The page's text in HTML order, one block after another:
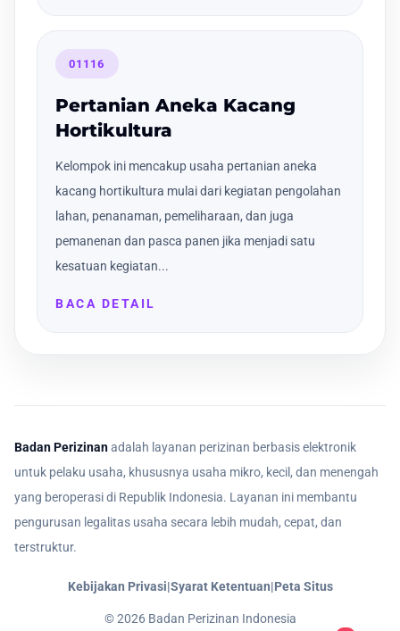
01116
Pertanian Aneka Kacang
Hortikultura
Kelompok ini mencakup usaha pertanian aneka
kacang hortikultura mulai dari kegiatan pengolahan
lahan, penanaman, pemeliharaan, dan juga
pemanenan dan pasca panen jika menjadi satu
kesatuan kegiatan...
BACA DETAIL
Badan Perizinanadalah layanan perizinan berbasis elektronik
untuk pelaku usaha, khususnya usaha mikro, kecil, dan menengah
yang beroperasi di Republik Indonesia. Layanan ini membantu
pengurusan legalitas usaha secara lebih mudah, cepat, dan
terstruktur.
Kebijakan Privasi|Syarat Ketentuan|Peta Situs
©2026Badan Perizinan Indonesia